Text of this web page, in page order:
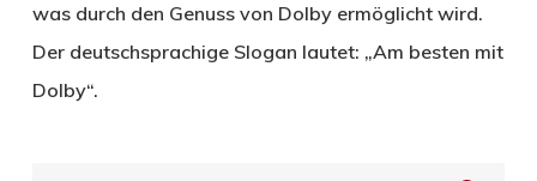
was durch den Genuss von Dolby ermöglicht wird.
Der deutschsprachige Slogan lautet: „Am besten mit
Dolby“.